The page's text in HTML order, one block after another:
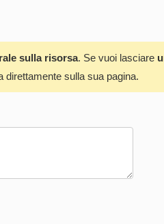
sulla risorsa. Se vuoi lasciare
direttamente sulla sua pagina.